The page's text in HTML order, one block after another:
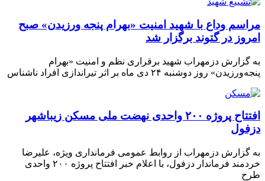
مراسم وداع با شهید امنیت «بهرام پنجه ورزیدن» صبح
امروز در گتوند برگزار شد
به گزارش دزمهراب شهید برقراری نظم و امنیت «بهرام
پنجه‌ورزیدن» روز دوشنبه ۲۴ دی ماه بر اثر تیراندازی افراد ناشناس
افتتاح پروژه ۲۰۰ واحدی نهضت ملی مسکن زیباشهر
دزفول
به گزارش دزمهراب از روابط عمومی فرمانداری ویژه، علیرضا
خردمند فرماندار دزفول، با اعلام خبر افتتاح پروژه ۲۰۰ واحدی
طرح